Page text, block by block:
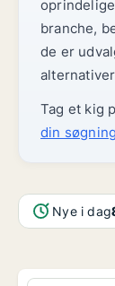
branche,
de er
Tag et kig
din
Nye i dag